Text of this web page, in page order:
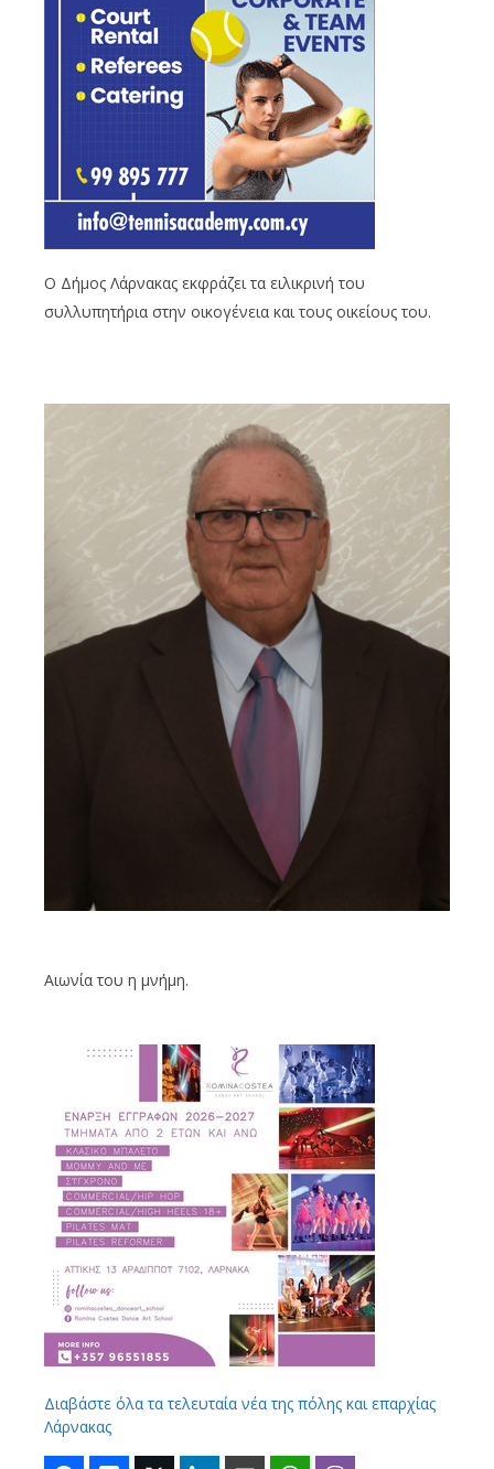
Ο Δήμος Λάρνακας εκφράζει τα ειλικρινή του
συλλυπητήρια στην οικογένεια και τους οικείους του.
Αιωνία του η μνήμη.
Διαβάστε όλα τα τελευταία νέα της πόλης και επαρχίας
Λάρνακας